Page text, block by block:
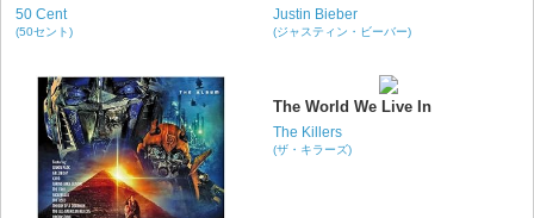
50 Cent
(50セント)
Justin Bieber
(ジャスティン・ビーバー)
The World We Live In
The Killers
(ザ・キラーズ)